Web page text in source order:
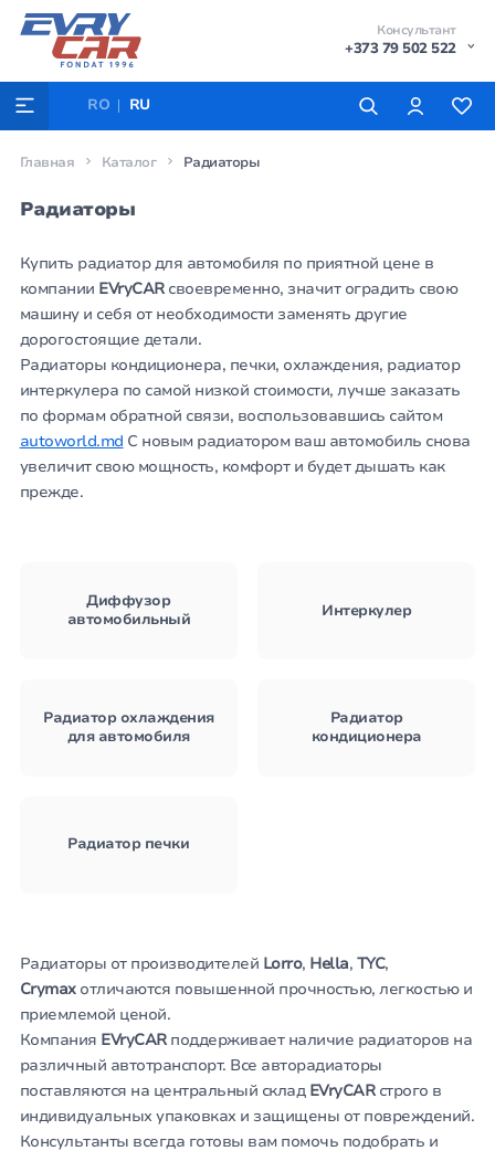
Консультант
+373 79 502 522
RO RU
Главная Каталог Радиаторы
Радиаторы
Купить радиатор для автомобиля по приятной цене в
компании EVryCARсвоевременно, значит оградить свою
машину и себя от необходимости заменять другие
дорогостоящие детали.
Радиаторы кондиционера, печки, охлаждения, радиатор
интеркулера по самой низкой стоимости, лучше заказать
по формам обратной связи, воспользовавшись сайтом
autoworld.md С новым радиатором ваш автомобиль снова
увеличит свою мощность, комфорт и будет дышать как
прежде.
Диффузор
автомобильный
Интеркулер
Радиатор охлаждения
для автомобиля
Радиатор
кондиционера
Радиатор печки
Радиаторы от производителей Lorro, Hella, TYC,
Crymaxотличаются повышенной прочностью, легкостью и
приемлемой ценой.
Компания EVryCAR поддерживает наличие радиаторов на
различный автотранспорт. Все авторадиаторы
поставляются на центральный склад EVryCARстрого в
индивидуальных упаковках и защищены от повреждений.
Консультанты всегда готовы вам помочь подобрать и